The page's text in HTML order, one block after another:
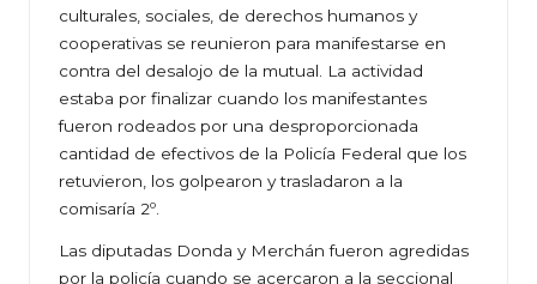
culturales, sociales, de derechos humanos y
cooperativas se reunieron para manifestarse en
contra del desalojo de la mutual. La actividad
estaba por finalizar cuando los manifestantes
fueron rodeados por una desproporcionada
cantidad de efectivos de la Policía Federal que los
retuvieron, los golpearon y trasladaron a la
comisaría 2º.
Las diputadas Donda y Merchán fueron agredidas
por la policía cuando se acercaron a la seccional